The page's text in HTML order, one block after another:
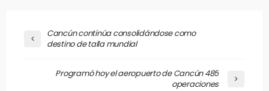
Cancún continúa consolidándose como
destino de talla mundial
Programó hoy el aeropuerto de Cancún 485
operaciones